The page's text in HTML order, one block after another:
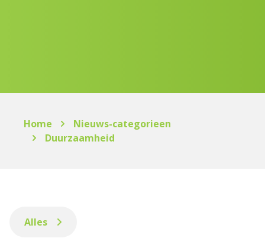
Home
Nieuws-categorieen
Duurzaamheid
Alles